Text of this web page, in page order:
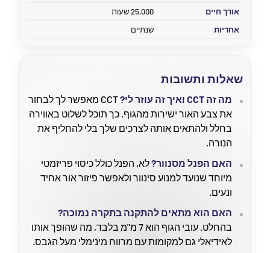
אורך חיים
25,000 שעות
אחריות
שנתיים
שאלות ותשובות
מה זה CCT ואיך זה עוזר לי?
CCT מאפשר לך לבחור
את צבע האור ישירות מהגוף. כך תוכל לשלוט באווירה
בחלל ולהתאים אותה לצרכים שלך בלי להחליף את
הנורה.
האם הפנל מסנוור?לא, הפנל כולל כיסוי פריזמטי
מיוחד שנועד למנוע סינוור ולאפשר פיזור אור אחיד
ונעים.
האם הוא מתאים להתקנה בתקרה נמוכה?
בהחלט. עובי הגוף הוא 7 מ"מ בלבד, מה שהופך אותו
לאידיאלי גם למקומות עם מרווח מינימלי מעל הגבס.